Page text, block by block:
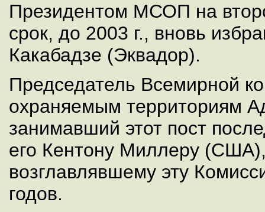
Президентом МСОП на
срок, до 2003 г., вновь
Какабадзе (Эквадор).
Председатель Всемирной
охраняемым территориям
занимавший этот пост
его Кентону Миллеру
возглавлявшему эту
годов.